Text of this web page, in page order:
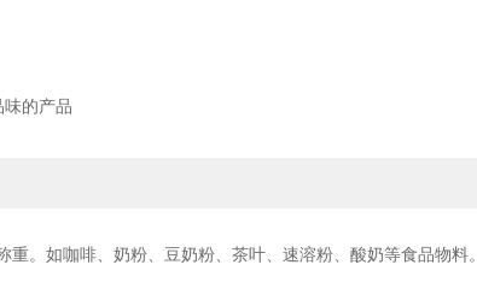
的产品
。如咖啡、奶粉、豆奶粉、茶叶、速溶粉、酸奶等食品物料。